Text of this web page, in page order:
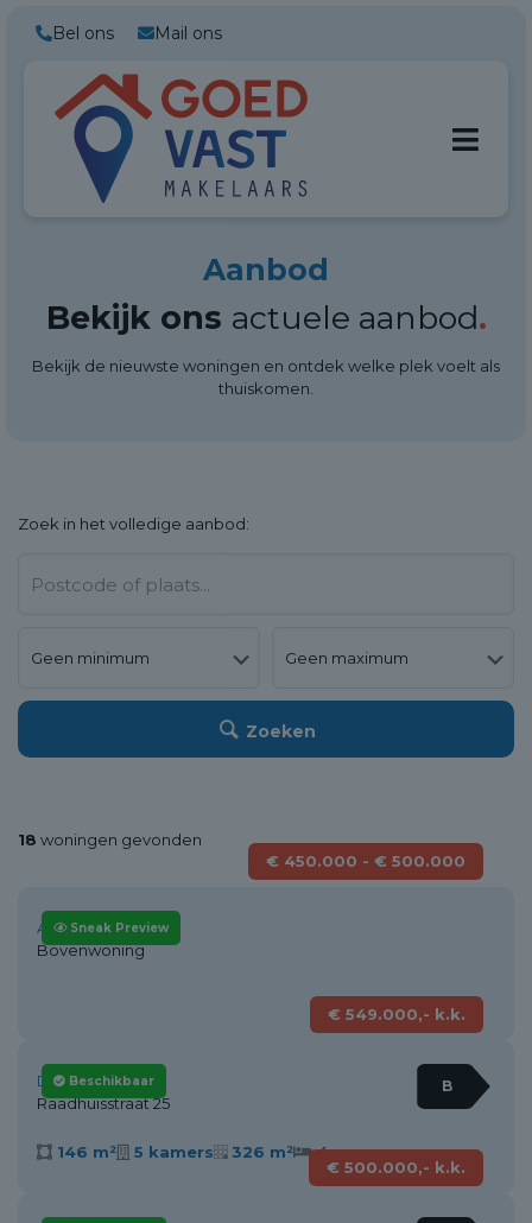
Bel ons Mail ons
Aanbod
Bekijk ons actuele aanbod.
Bekijk de nieuwste woningen en ontdek welke plek voelt als
thuiskomen.
Zoek in het volledige aanbod:
Zoeken
18 woningen gevonden
Sneak Preview
€ 450.000 - € 500.000
Alkmaar
Bovenwoning
B
Beschikbaar
€ 549.000,- k.k.
Dirkshorn
Raadhuisstraat 25
146 m² 5 kamers 326 m² 4
€ 500.000,- k.k.